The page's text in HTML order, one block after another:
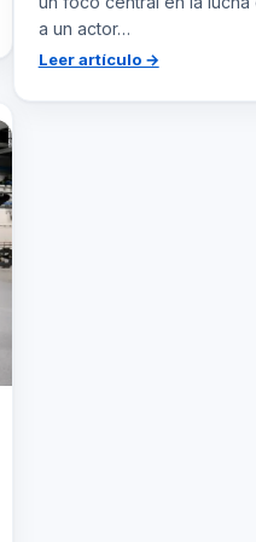
a un actor…
Leer artículo →:
Ejército